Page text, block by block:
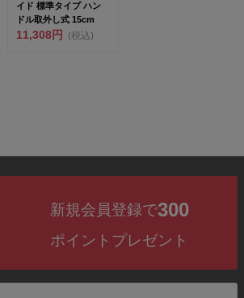
イド 標準タイプ ハン
ドル取外し式 15cm
11,308円 (税込)
新規会員登録で300
ポイントプレゼント